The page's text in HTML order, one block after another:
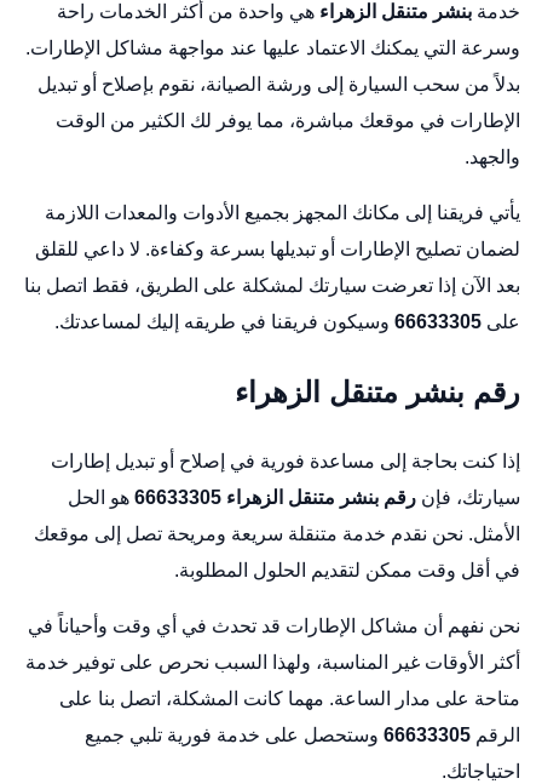
خدمة بنشر متنقل الزهراء هي واحدة من أكثر الخدمات راحة
وسرعة التي يمكنك الاعتماد عليها عند مواجهة مشاكل الإطارات.
بدلاً من سحب السيارة إلى ورشة الصيانة، نقوم بإصلاح أو تبديل
الإطارات في موقعك مباشرة، مما يوفر لك الكثير من الوقت
والجهد.
يأتي فريقنا إلى مكانك المجهز بجميع الأدوات والمعدات اللازمة
لضمان تصليح الإطارات أو تبديلها بسرعة وكفاءة. لا داعي للقلق
بعد الآن إذا تعرضت سيارتك لمشكلة على الطريق، فقط اتصل بنا
على 66633305وسيكون فريقنا في طريقه إليك لمساعدتك.
رقم بنشر متنقل الزهراء
إذا كنت بحاجة إلى مساعدة فورية في إصلاح أو تبديل إطارات
سيارتك، فإن رقم بنشر متنقل الزهراء 66633305هو الحل
الأمثل. نحن نقدم خدمة متنقلة سريعة ومريحة تصل إلى موقعك
في أقل وقت ممكن لتقديم الحلول المطلوبة.
نحن نفهم أن مشاكل الإطارات قد تحدث في أي وقت وأحياناً في
أكثر الأوقات غير المناسبة، ولهذا السبب نحرص على توفير خدمة
متاحة على مدار الساعة. مهما كانت المشكلة، اتصل بنا على
الرقم 66633305وستحصل على خدمة فورية تلبي جميع
احتياجاتك.